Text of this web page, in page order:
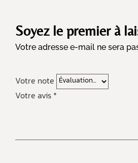
Soyez le premier à
Votre adresse e-mail ne sera
Votre note
Votre avis *